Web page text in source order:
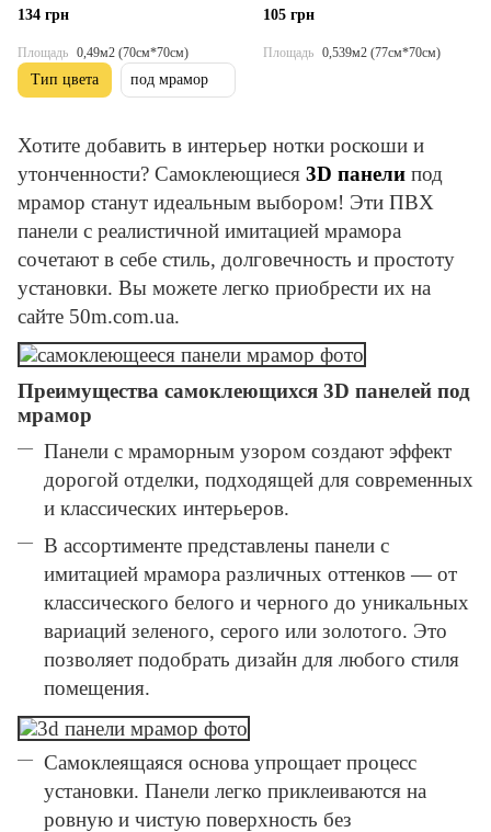
134 грн
Площадь 0,49м2 (70см*70см)
(D) SW-00002441
105 грн
Площадь 0,539м2 (77см*70см)
Хотите добавить в интерьер нотки роскоши и
утонченности? Самоклеющиеся 3D панели под
мрамор станут идеальным выбором! Эти ПВХ
панели с реалистичной имитацией мрамора
сочетают в себе стиль, долговечность и простоту
установки. Вы можете легко приобрести их на
сайте 50m.com.ua.
Преимущества самоклеющихся 3D панелей под
мрамор
Панели с мраморным узором создают эффект
дорогой отделки, подходящей для современных
и классических интерьеров.
В ассортименте представлены панели с
имитацией мрамора различных оттенков — от
классического белого и черного до уникальных
вариаций зеленого, серого или золотого. Это
позволяет подобрать дизайн для любого стиля
помещения.
Самоклеящаяся основа упрощает процесс
установки. Панели легко приклеиваются на
ровную и чистую поверхность без
Тип цвета под мрамор